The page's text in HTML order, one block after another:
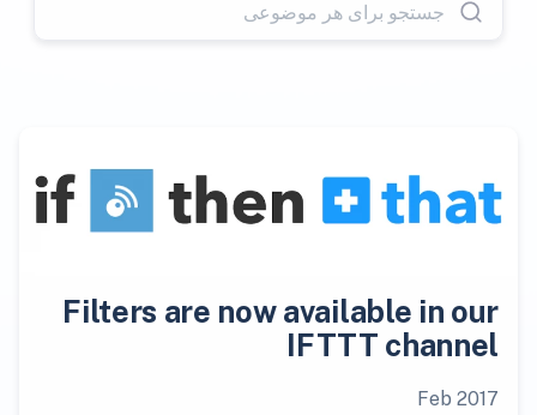
Filters are now available in our
IFTTT channel
Feb 2017